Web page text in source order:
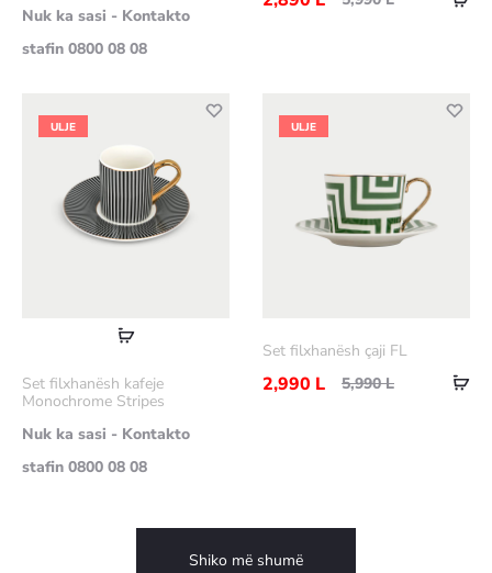
Nuk ka sasi - Kontakto
stafin 0800 08 08
ULJE
Lexoni
shumë
Set filxhanësh kafeje
Monochrome Stripes
Nuk ka sasi - Kontakto
stafin 0800 08 08
ULJE
Set filxhanësh çaji FL
5,990L
2,990 L
Shiko më shumë